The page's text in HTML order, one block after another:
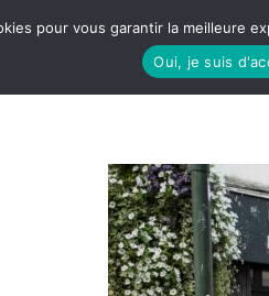
LE STUDIO
pour vous garantir la meilleure
Oui, je suis